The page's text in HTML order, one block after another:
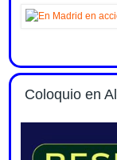
Coloquio en